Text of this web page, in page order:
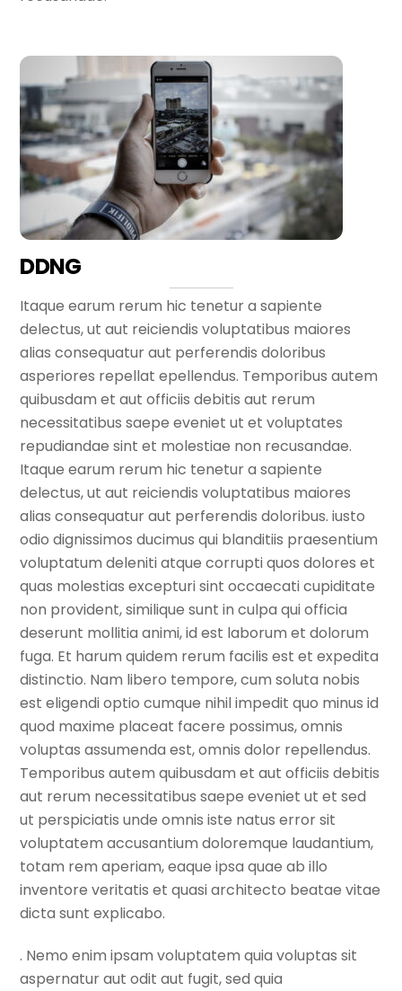
DDNG
Itaque earum rerum hic tenetur a sapiente
delectus, ut aut reiciendis voluptatibus maiores
alias consequatur aut perferendis doloribus
asperiores repellat epellendus. Temporibus autem
quibusdam et aut officiis debitis aut rerum
necessitatibus saepe eveniet ut et voluptates
repudiandae sint et molestiae non recusandae.
Itaque earum rerum hic tenetur a sapiente
delectus, ut aut reiciendis voluptatibus maiores
alias consequatur aut perferendis doloribus. iusto
odio dignissimos ducimus qui blanditiis praesentium
voluptatum deleniti atque corrupti quos dolores et
quas molestias excepturi sint occaecati cupiditate
non provident, similique sunt in culpa qui officia
deserunt mollitia animi, id est laborum et dolorum
fuga. Et harum quidem rerum facilis est et expedita
distinctio. Nam libero tempore, cum soluta nobis
est eligendi optio cumque nihil impedit quo minus id
quod maxime placeat facere possimus, omnis
voluptas assumenda est, omnis dolor repellendus.
Temporibus autem quibusdam et aut officiis debitis
aut rerum necessitatibus saepe eveniet ut et sed
ut perspiciatis unde omnis iste natus error sit
voluptatem accusantium doloremque laudantium,
totam rem aperiam, eaque ipsa quae ab illo
inventore veritatis et quasi architecto beatae vitae
dicta sunt explicabo.
. Nemo enim ipsam voluptatem quia voluptas sit
aspernatur aut odit aut fugit, sed quia